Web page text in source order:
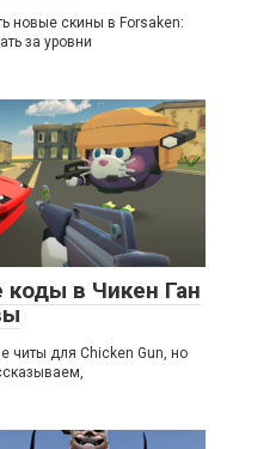
новые скины в Forsaken:
за уровни
в Чикен Ган
читы для Chicken Gun, но